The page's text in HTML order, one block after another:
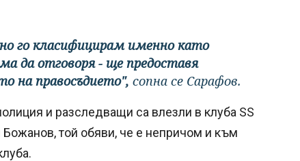
го класифицирам именно като
да отговоря - ще предоставя
на правосъдието", сопна се Сарафов.
и разследващи са влезли в клуба SS
той обяви, че е непричом и към